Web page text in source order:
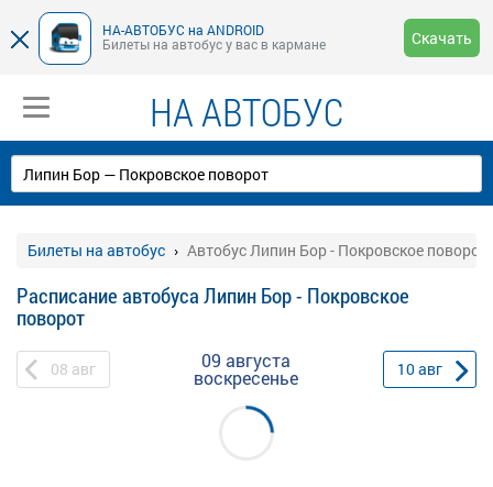
НА-АВТОБУС на ANDROID
Билеты на автобус у вас в кармане
Скачать
НА АВТОБУС
Билеты на автобус Автобус Липин Бор - Покровское поворот
Расписание автобуса Липин Бор - Покровское
поворот
08 авг 09 августа
воскресенье 10авг